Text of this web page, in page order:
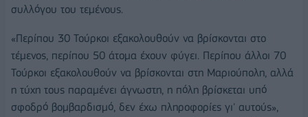
συλλόγου του τεμένους.
«Περίπου 30 Τούρκοι εξακολουθούν να βρίσκονται στο
τέμενος, περίπου 50 άτομα έχουν φύγει. Περίπου άλλοι 70
Τούρκοι εξακολουθούν να βρίσκονται στη Μαριούπολη, αλλά
η τύχη τους παραμένει άγνωστη, η πόλη βρίσκεται υπό
σφοδρό βομβαρδισμό, δεν έχω πληροφορίες γι' αυτούς»,